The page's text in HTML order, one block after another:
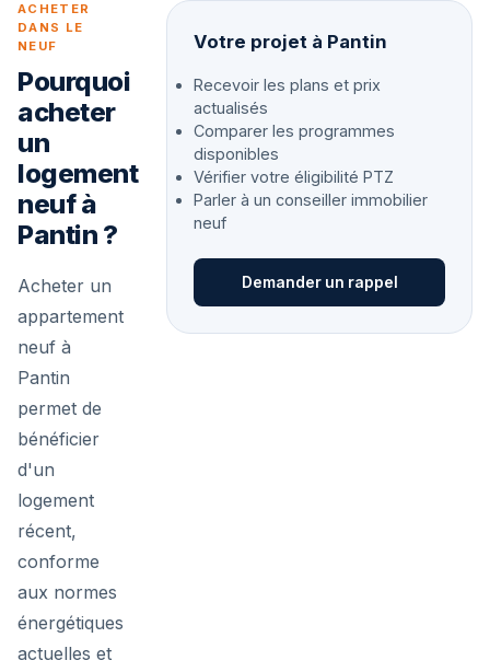
ACHETER
DANS LE
NEUF
Pourquoi
acheter
un
logement
neuf à
Pantin ?
Acheter un
appartement
neuf à
Pantin
permet de
bénéficier
d'un
logement
récent,
conforme
aux normes
énergétiques
actuelles et
Votre projet à Pantin
Recevoir les plans et prix
actualisés
Comparer les programmes
disponibles
Vérifier votre éligibilité PTZ
Parler à un conseiller immobilier
neuf
Demander un rappel